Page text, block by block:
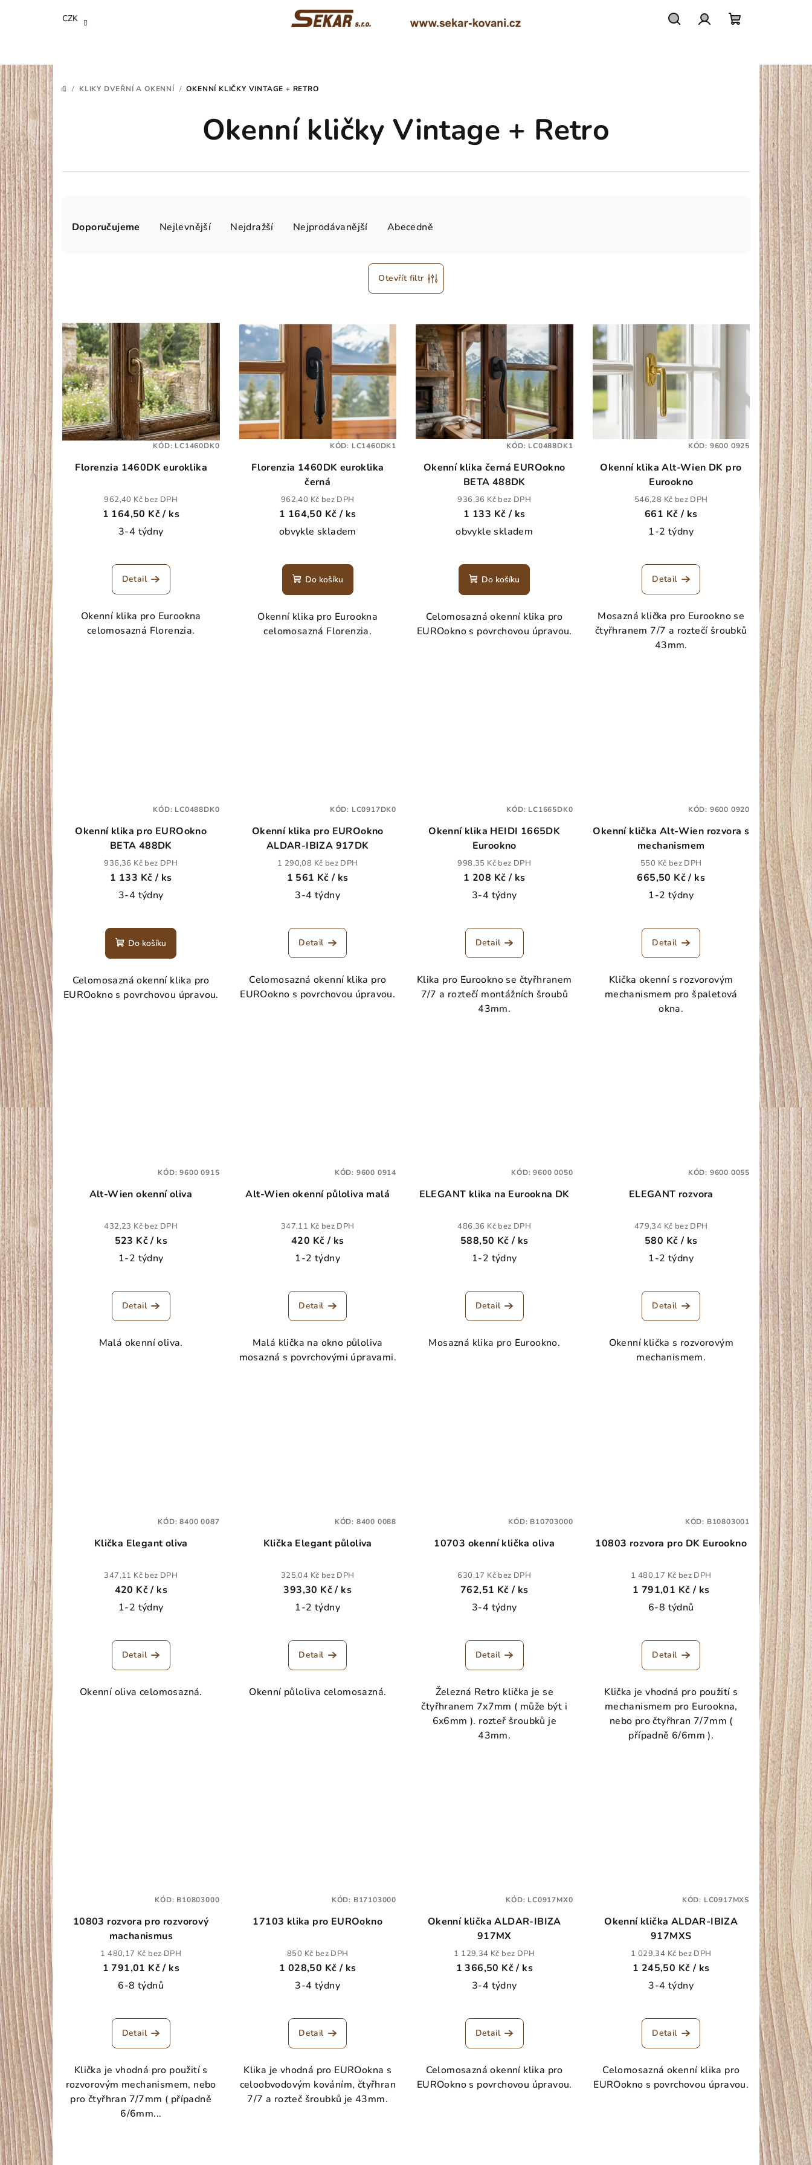
CZK
košík
DOMŮ
/ KLIKY DVEŘNÍ A OKENNÍ / OKENNÍ KLIČKY VINTAGE + RETRO
Okenní kličky Vintage + Retro
a
í
p
r
o
d
u
Doporučujeme Nejlevnější Nejdražší Nejprodávanější Abecedně
Otevřít filtr
V
ý
p
i
s
p
Florenzia 1460DK euroklika
962,40 Kč bez DPH
1 164,50 Kč/ ks
3-4 týdny
Detail
Okenní klika pro Eurookna
celomosazná Florenzia.
KÓD: LC1460DK0
Florenzia 1460DK euroklika
černá
962,40 Kč bez DPH
1 164,50 Kč / ks
obvykle skladem
Do košíku
Okenní klika pro Eurookna
celomosazná Florenzia.
KÓD: LC1460DK1
Okenní klika černá EUROokno
BETA 488DK
936,36 Kč bez DPH
1 133 Kč / ks
obvykle skladem
Do košíku
Celomosazná okenní klika pro
EUROokno s povrchovou úpravou.
KÓD: LC0488DK1
Okenní klika Alt-Wien DK pro
Eurookno
546,28 Kč bez DPH
661 Kč / ks
1-2 týdny
Detail
Mosazná klička pro Eurookno se
čtyřhranem 7/7 a roztečí šroubků
43mm.
KÓD: 9600 0925
Okenní klika pro EUROokno
BETA 488DK
936,36 Kč bez DPH
1 133 Kč / ks
3-4 týdny
Do košíku
Celomosazná okenní klika pro
EUROokno s povrchovou úpravou.
KÓD: LC0488DK0
Okenní klika pro EUROokno
ALDAR-IBIZA 917DK
1 290,08 Kč bez DPH
1 561 Kč/ ks
3-4 týdny
Detail
Celomosazná okenní klika pro
EUROokno s povrchovou úpravou.
KÓD: LC0917DK0
Okenní klika HEIDI 1665DK
Eurookno
998,35 Kč bez DPH
1 208 Kč / ks
3-4 týdny
Detail
Klika pro Eurookno se čtyřhranem
7/7 a roztečí montážních šroubů
43mm.
KÓD: LC1665DK0
Okenní klička Alt-Wien rozvora s
mechanismem
550 Kč bez DPH
665,50 Kč/ ks
1-2 týdny
Detail
Klička okenní s rozvorovým
mechanismem pro špaletová
okna.
KÓD: 9600 0920
Alt-Wien okenní oliva
432,23 Kč bez DPH
523 Kč/ ks
1-2 týdny
Detail
Malá okenní oliva.
KÓD:9600 0915
Alt-Wien okenní půloliva malá
347,11 Kč bez DPH
420 Kč / ks
1-2 týdny
Detail
Malá klička na okno půloliva
mosazná s povrchovými úpravami.
KÓD: 9600 0914
ELEGANT klika na Eurookna DK
486,36 Kč bez DPH
588,50 Kč / ks
1-2 týdny
Detail
Mosazná klika pro Eurookno.
KÓD:9600 0050
ELEGANT rozvora
479,34 Kč bez DPH
580 Kč / ks
1-2 týdny
Detail
Okenní klička s rozvorovým
mechanismem.
KÓD: 9600 0055
Klička Elegant oliva
347,11 Kč bez DPH
420 Kč/ ks
1-2 týdny
Detail
Okenní oliva celomosazná.
KÓD:8400 0087
Klička Elegant půloliva
325,04 Kč bez DPH
393,30 Kč/ ks
1-2 týdny
Detail
Okenní půloliva celomosazná.
KÓD: 8400 0088
10703 okenní klička oliva
630,17 Kč bez DPH
762,51 Kč / ks
3-4 týdny
Detail
Železná Retro klička je se
čtyřhranem 7x7mm ( může být i
6x6mm ). rozteř šroubků je
43mm.
KÓD: B10703000
10803 rozvora pro DK Eurookno
1 480,17 Kč bez DPH
1 791,01 Kč / ks
6-8 týdnů
Detail
Klička je vhodná pro použití s
mechanismem pro Eurookna,
nebo pro čtyřhran 7/7mm (
případně 6/6mm ).
KÓD: B10803001
10803 rozvora pro rozvorový
machanismus
1 480,17 Kč bez DPH
1 791,01 Kč/ ks
6-8 týdnů
Detail
Klička je vhodná pro použití s
rozvorovým mechanismem, nebo
pro čtyřhran 7/7mm ( případně
6/6mm...
KÓD: B10803000
17103 klika pro EUROokno
850 Kč bez DPH
1 028,50 Kč / ks
3-4 týdny
Detail
Klika je vhodná pro EUROokna s
celoobvodovým kováním, čtyřhran
7/7 a rozteč šroubků je 43mm.
KÓD: B17103000
Okenní klička ALDAR-IBIZA
917MX
1 129,34 Kč bez DPH
1 366,50 Kč/ ks
3-4 týdny
Detail
Celomosazná okenní klika pro
EUROokno s povrchovou úpravou.
KÓD: LC0917MX0
Okenní klička ALDAR-IBIZA
917MXS
1 029,34 Kč bez DPH
1 245,50 Kč / ks
3-4 týdny
Detail
Celomosazná okenní klika pro
EUROokno s povrchovou úpravou.
KÓD: LC0917MXS